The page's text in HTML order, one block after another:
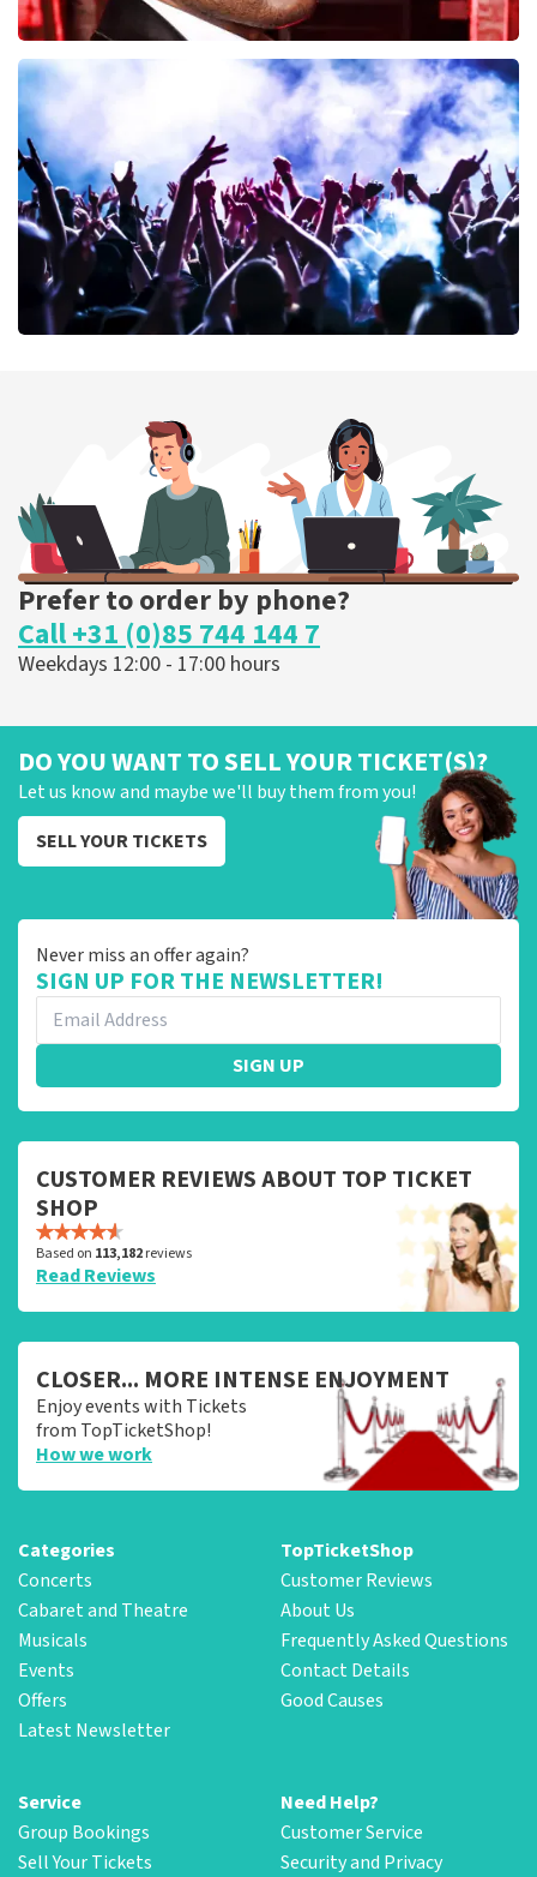
ORDER NOW
ORDER NOW
Prefer to order by phone?
Call +31 (0)85 744 144 7
Weekdays 12:00 - 17:00 hours
DO YOU WANT TO SELL YOUR TICKET(S)?
Let us know and maybe we'll buy them from you!
SELL YOUR TICKETS
Never miss an offer again?
SIGN UP FOR THE NEWSLETTER!
SIGN UP
CUSTOMER REVIEWS ABOUT TOP TICKET
SHOP
Based on 113,182reviews
Read Reviews
CLOSER... MORE INTENSE ENJOYMENT
Enjoy events with Tickets
from TopTicketShop!
How we work
Categories
Concerts
Cabaret and Theatre
Musicals
Events
Offers
Latest Newsletter
TopTicketShop
Customer Reviews
About Us
Frequently Asked Questions
Contact Details
Good Causes
Service
Group Bookings
Sell Your Tickets
Need Help?
Customer Service
Security and Privacy